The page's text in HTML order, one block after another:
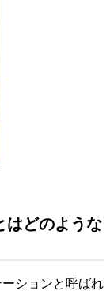
はどのような
ションと呼ばれ